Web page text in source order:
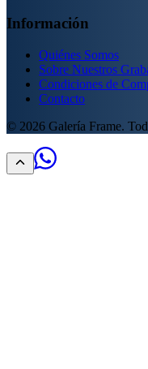
Información
Quiénes Somos
Sobre Nuestros
Condiciones de
Contacto
© 2026 Galería Frame.